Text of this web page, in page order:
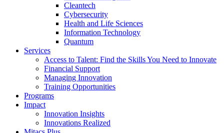
Cleantech
Cybersecurity
Health and Life Sciences
Information Technology
Quantum
Services
Access to Talent: Find the Skills You Need to Innovate
Financial Support
Managing Innovation
Training Opportunities
Programs
Impact
Innovation Insights
Innovations Realized